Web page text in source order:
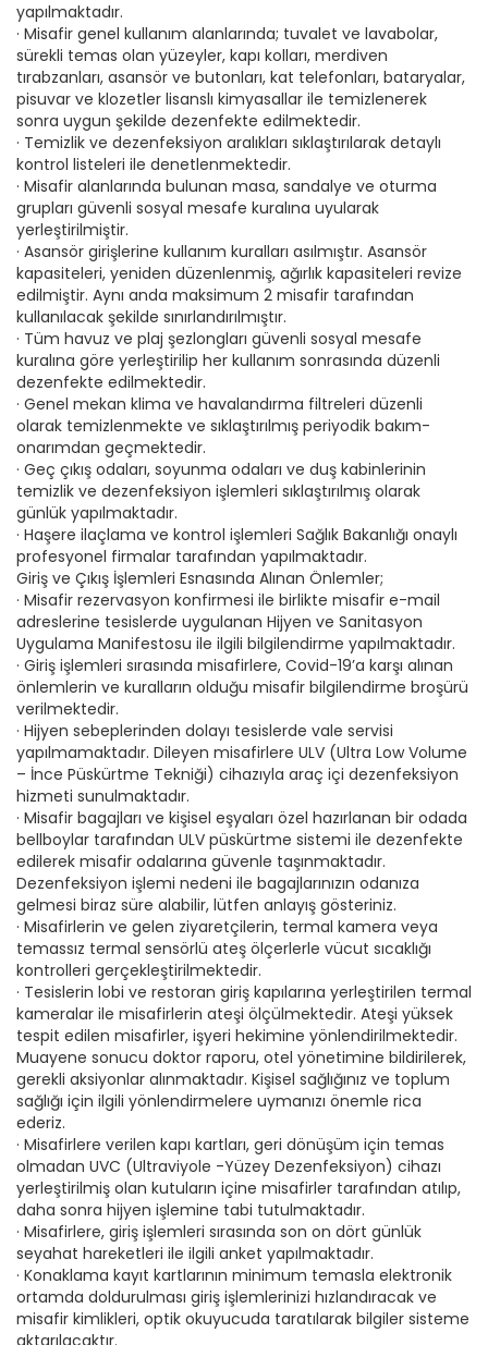
yapılmaktadır.
· Misafir genel kullanım alanlarında; tuvalet ve lavabolar,
sürekli temas olan yüzeyler, kapı kolları, merdiven
tırabzanları, asansör ve butonları, kat telefonları, bataryalar,
pisuvar ve klozetler lisanslı kimyasallar ile temizlenerek
sonra uygun şekilde dezenfekte edilmektedir.
· Temizlik ve dezenfeksiyon aralıkları sıklaştırılarak detaylı
kontrol listeleri ile denetlenmektedir.
· Misafir alanlarında bulunan masa, sandalye ve oturma
grupları güvenli sosyal mesafe kuralına uyularak
yerleştirilmiştir.
· Asansör girişlerine kullanım kuralları asılmıştır. Asansör
kapasiteleri, yeniden düzenlenmiş, ağırlık kapasiteleri revize
edilmiştir. Aynı anda maksimum 2 misafir tarafından
kullanılacak şekilde sınırlandırılmıştır.
· Tüm havuz ve plaj şezlongları güvenli sosyal mesafe
kuralına göre yerleştirilip her kullanım sonrasında düzenli
dezenfekte edilmektedir.
· Genel mekan klima ve havalandırma filtreleri düzenli
olarak temizlenmekte ve sıklaştırılmış periyodik bakım-
onarımdan geçmektedir.
· Geç çıkış odaları, soyunma odaları ve duş kabinlerinin
temizlik ve dezenfeksiyon işlemleri sıklaştırılmış olarak
günlük yapılmaktadır.
· Haşere ilaçlama ve kontrol işlemleri Sağlık Bakanlığı onaylı
profesyonel firmalar tarafından yapılmaktadır.
Giriş ve Çıkış İşlemleri Esnasında Alınan Önlemler;
· Misafir rezervasyon konfirmesi ile birlikte misafir e-mail
adreslerine tesislerde uygulanan Hijyen ve Sanitasyon
Uygulama Manifestosu ile ilgili bilgilendirme yapılmaktadır.
· Giriş işlemleri sırasında misafirlere, Covid-19’a karşı alınan
önlemlerin ve kuralların olduğu misafir bilgilendirme broşürü
verilmektedir.
· Hijyen sebeplerinden dolayı tesislerde vale servisi
yapılmamaktadır. Dileyen misafirlere ULV (Ultra Low Volume
– İnce Püskürtme Tekniği) cihazıyla araç içi dezenfeksiyon
hizmeti sunulmaktadır.
· Misafir bagajları ve kişisel eşyaları özel hazırlanan bir odada
bellboylar tarafından ULV püskürtme sistemi ile dezenfekte
edilerek misafir odalarına güvenle taşınmaktadır.
Dezenfeksiyon işlemi nedeni ile bagajlarınızın odanıza
gelmesi biraz süre alabilir, lütfen anlayış gösteriniz.
· Misafirlerin ve gelen ziyaretçilerin, termal kamera veya
temassız termal sensörlü ateş ölçerlerle vücut sıcaklığı
kontrolleri gerçekleştirilmektedir.
· Tesislerin lobi ve restoran giriş kapılarına yerleştirilen termal
kameralar ile misafirlerin ateşi ölçülmektedir. Ateşi yüksek
tespit edilen misafirler, işyeri hekimine yönlendirilmektedir.
Muayene sonucu doktor raporu, otel yönetimine bildirilerek,
gerekli aksiyonlar alınmaktadır. Kişisel sağlığınız ve toplum
sağlığı için ilgili yönlendirmelere uymanızı önemle rica
ederiz.
· Misafirlere verilen kapı kartları, geri dönüşüm için temas
olmadan UVC (Ultraviyole -Yüzey Dezenfeksiyon) cihazı
yerleştirilmiş olan kutuların içine misafirler tarafından atılıp,
daha sonra hijyen işlemine tabi tutulmaktadır.
· Misafirlere, giriş işlemleri sırasında son on dört günlük
seyahat hareketleri ile ilgili anket yapılmaktadır.
· Konaklama kayıt kartlarının minimum temasla elektronik
ortamda doldurulması giriş işlemlerinizi hızlandıracak ve
misafir kimlikleri, optik okuyucuda taratılarak bilgiler sisteme
aktarılacaktır.